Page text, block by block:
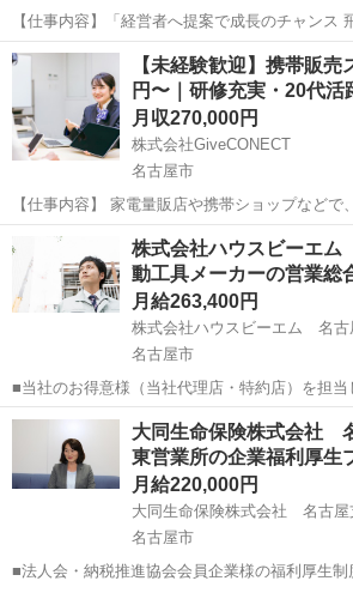
【仕事内容】「経営者へ提案で成長のチャンス
サービス法人営業/名古屋 仕事内容: 「業務内容
存顧客やその紹介先へのルート営業が中心です
てシステム運用のフォローを行い、...
正社員
【未経験歓迎】携帯販
円〜｜研修充実・20代活
月収270,000円
株式会社GiveCONECT
名古屋市
【仕事内容】 家電量販店や携帯ショップなどで、お客様のスマートフ
ォン選びや料金プランのご案内をしていただくお仕事
は、来店されたお客様へのお声がけ、スマート
ご案内、機種変更・新規...
名古屋市 代理店営業
株式会社ハウスビーエ
動工具メーカーの営業総
月給263,400円
株式会社ハウスビーエム 名古
名古屋市
■当社のお得意様（当社代理店・特約店）を担当
の提供、受注をお願いします。 また営業所内に
応などの業務もあります。 ※専用営業車あり
帯電話貸与いたします 〈1日...
愛知 名古屋市 代理店営業
大同生命保険株式会社
東営業所の企業福利厚
月給220,000円
大同生命保険株式会社 名古
名古屋市
■法人会・納税推進協会会員企業様の福利厚生制